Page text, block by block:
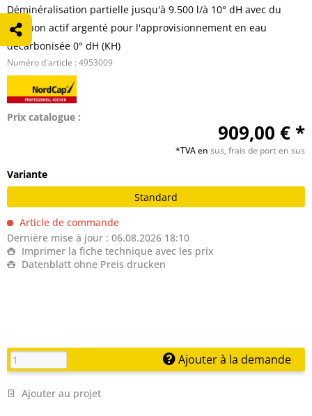
Déminéralisation partielle jusqu'à 9.500 l/à 10° dH avec du
charbon actif argenté pour l'approvisionnement en eau
décarbonisée 0° dH (KH)
Numéro d'article : 4953009
Prix catalogue :
909,00 € *
*TVA en sus, frais de port en sus
Variante
Standard
Article de commande
Dernière mise à jour : 06.08.2026 18:10
Imprimer la fiche technique avec les prix
Datenblatt ohne Preis drucken
Ajouter à la demande
Ajouter au projet